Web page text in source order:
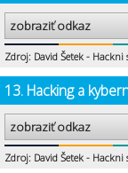
zobraziť odkaz
Zdroj: David Šetek -
13. Hacking a
zobraziť odkaz
Zdroj: David Šetek -